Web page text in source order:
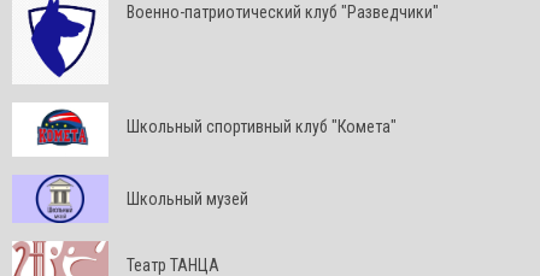
Военно-патриотический клуб "Разведчики"
Школьный спортивный клуб "Комета"
Школьный музей
Театр ТАНЦА